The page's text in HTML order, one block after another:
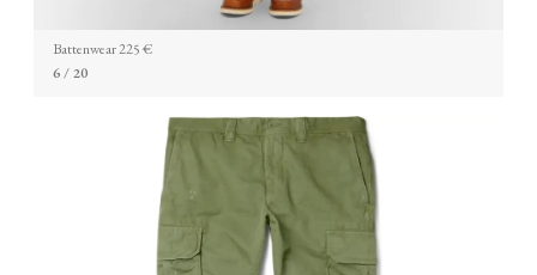
Battenwear 225 €
6/ 20